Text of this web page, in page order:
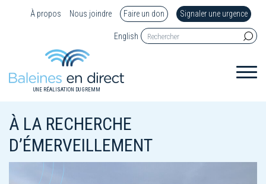
À propos Nous joindre Faire un don Signaler une urgence
English
UNE RÉALISATION DU GREMM
À LA RECHERCHE
D’ÉMERVEILLEMENT